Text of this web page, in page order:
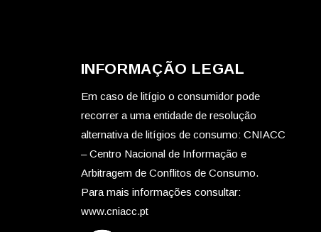
INFORMAÇÃO LEGAL
Em caso de litígio o consumidor pode
recorrer a uma entidade de resolução
alternativa de litígios de consumo: CNIACC
– Centro Nacional de Informação e
Arbitragem de Conflitos de Consumo.
Para mais informações consultar:
www.cniacc.pt